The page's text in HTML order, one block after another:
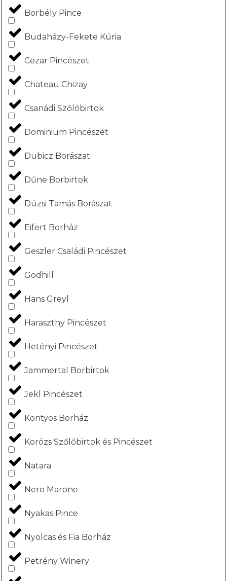
Borbély Pince
Budaházy-Fekete Kúria
Cezar Pincészet
Chateau Chizay
Csanádi Szőlőbirtok
Dominium Pincészet
Dubicz Borászat
Dűne Borbirtok
Dúzsi Tamás Borászat
Eifert Borház
Geszler Családi Pincészet
Godhill
Hans Greyl
Haraszthy Pincészet
Hetényi Pincészet
Jammertal Borbirtok
Jekl Pincészet
Kontyos Borház
Korózs Szőlőbirtok és Pincészet
Natara
Nero Marone
Nyakas Pince
Nyolcas és Fia Borház
Petrény Winery